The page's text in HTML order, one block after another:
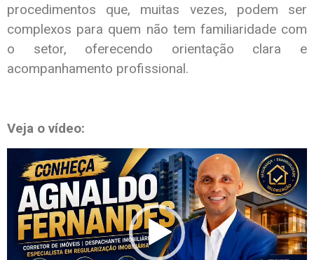
procedimentos que, muitas vezes, podem ser
complexos para quem não tem familiaridade com
o setor, oferecendo orientação clara e
acompanhamento profissional.
Veja o vídeo:
Tocador
de
vídeo